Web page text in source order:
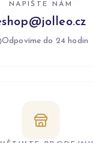
NAPIŠTE NÁM
Odpovíme do 24 hodin